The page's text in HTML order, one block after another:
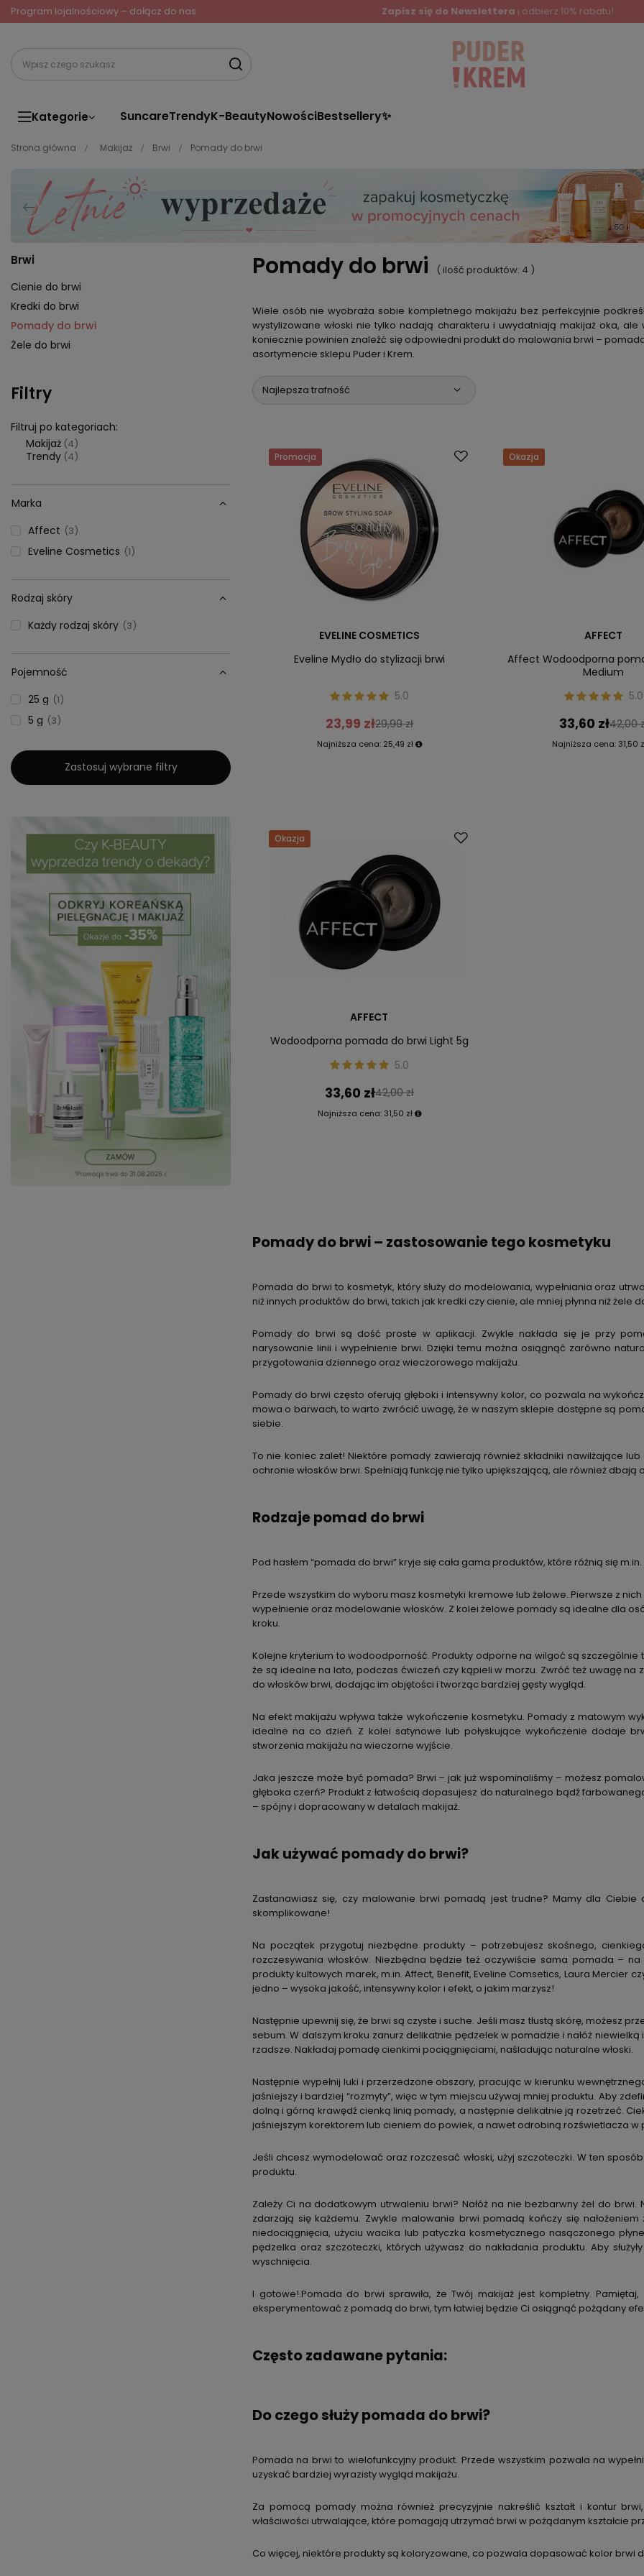
Program lojalnościowy – dołącz do nas Zapisz się do Newslettera i odbierz 10% rabatu!
Kategorie SuncareTrendyK-BeautyNowościBestsellery✨
Strona główna Makijaż Brwi Pomady do brwi
Brwi
Cienie do brwi
Kredki do brwi
Pomady do brwi
Żele do brwi
Filtry
Filtruj po kategoriach:
Makijaż (4)
Trendy (4)
Marka
Affect
3
Eveline Cosmetics 1
Rodzaj skóry
Każdy rodzaj skóry
3
Pojemność
25 g
1
5 g 3
Zastosuj wybrane filtry
Pomady do brwi ( ilość produktów: 4 )
Wiele osób nie wyobraża sobie kompletnego makijażu bez perfekcyjnie
wystylizowane włoski nie tylko nadają charakteru i uwydatniają makijaż oka,
koniecznie powinien znaleźć się odpowiedni produkt do malowania brwi –
asortymencie sklepu Puder i Krem.
Najlepsza trafność
Promocja
EVELINE COSMETICS
Eveline Mydło do stylizacji brwi
5.0
23,99 zł29,99 zł
Najniższa cena: 25,49 zł
Okazja
AFFECT
Affect Wodoodporna
Medium
5.0
33,60 zł42,00
Najniższa cena: 31,50
Okazja
AFFECT
Wodoodporna pomada do brwi Light 5g
5.0
33,60 zł42,00 zł
Najniższa cena: 31,50 zł
Pomady do brwi – zastosowanie tego kosmetyku
Pomada do brwi to kosmetyk, który służy do modelowania, wypełniania oraz
niż innych produktów do brwi, takich jak kredki czy cienie, ale mniej płynna niż żele
Pomady do brwi są dość proste w aplikacji. Zwykle nakłada się je przy
narysowanie linii i wypełnienie brwi. Dzięki temu można osiągnąć zarówno
przygotowania dziennego oraz wieczorowego makijażu.
Pomady do brwi często oferują głęboki i intensywny kolor, co pozwala na
mowa o barwach, to warto zwrócić uwagę, że w naszym sklepie dostępne są
siebie.
To nie koniec zalet! Niektóre pomady zawierają również składniki nawilżające
ochronie włosków brwi. Spełniają funkcję nie tylko upiększającą, ale również dbają
Rodzaje pomad do brwi
Pod hasłem “pomada do brwi” kryje się cała gama produktów, które różnią się
Przede wszystkim do wyboru masz kosmetyki kremowe lub żelowe. Pierwsze z
wypełnienie oraz modelowanie włosków. Z kolei żelowe pomady są idealne dla
kroku.
Kolejne kryterium to wodoodporność. Produkty odporne na wilgoć są szczególnie
że są idealne na lato, podczas ćwiczeń czy kąpieli w morzu. Zwróć też uwagę na
do włosków brwi, dodając im objętości i tworząc bardziej gęsty wygląd.
Na efekt makijażu wpływa także wykończenie kosmetyku. Pomady z matowym
idealne na co dzień. Z kolei satynowe lub połyskujące wykończenie dodaje
stworzenia makijażu na wieczorne wyjście.
Jaka jeszcze może być pomada? Brwi – jak już wspominaliśmy – możesz
głęboka czerń? Produkt z łatwością dopasujesz do naturalnego bądź
– spójny i dopracowany w detalach makijaż.
Jak używać pomady do brwi?
Zastanawiasz się, czy malowanie brwi pomadą jest trudne? Mamy dla
skomplikowane!
Na początek przygotuj niezbędne produkty – potrzebujesz skośnego,
rozczesywania włosków. Niezbędna będzie też oczywiście sama pomada –
produkty kultowych marek, m.in. Affect, Benefit, Eveline Comsetics, Laura Mercier
jedno – wysoka jakość, intensywny kolor i efekt, o jakim marzysz!
Następnie upewnij się, że brwi są czyste i suche. Jeśli masz tłustą skórę, możesz
sebum. W dalszym kroku zanurz delikatnie pędzelek w pomadzie i nałóż
rzadsze. Nakładaj pomadę cienkimi pociągnięciami, naśladując naturalne włoski.
Następnie wypełnij luki i przerzedzone obszary, pracując w kierunku
jaśniejszy i bardziej “rozmyty”, więc w tym miejscu używaj mniej produktu. Aby
dolną i górną krawędź cienką linią pomady, a następnie delikatnie ją rozetrzeć.
jaśniejszym korektorem lub cieniem do powiek, a nawet odrobiną rozświetlacza w
Jeśli chcesz wymodelować oraz rozczesać włoski, użyj szczoteczki. W ten
produktu.
Zależy Ci na dodatkowym utrwaleniu brwi? Nałóż na nie bezbarwny żel do
zdarzają się każdemu. Zwykle malowanie brwi pomadą kończy się
niedociągnięcia, użyciu wacika lub patyczka kosmetycznego nasączonego
pędzelka oraz szczoteczki, których używasz do nakładania produktu. Aby
wyschnięcia.
I gotowe!.Pomada do brwi sprawiła, że Twój makijaż jest kompletny.
eksperymentować z pomadą do brwi, tym łatwiej będzie Ci osiągnąć pożądany
Często zadawane pytania:
Do czego służy pomada do brwi?
Pomada na brwi to wielofunkcyjny produkt. Przede wszystkim pozwala na
uzyskać bardziej wyrazisty wygląd makijażu.
Za pomocą pomady można również precyzyjnie nakreślić kształt i kontur
właściwości utrwalające, które pomagają utrzymać brwi w pożądanym kształcie
Co więcej, niektóre produkty są koloryzowane, co pozwala dopasować kolor brwi